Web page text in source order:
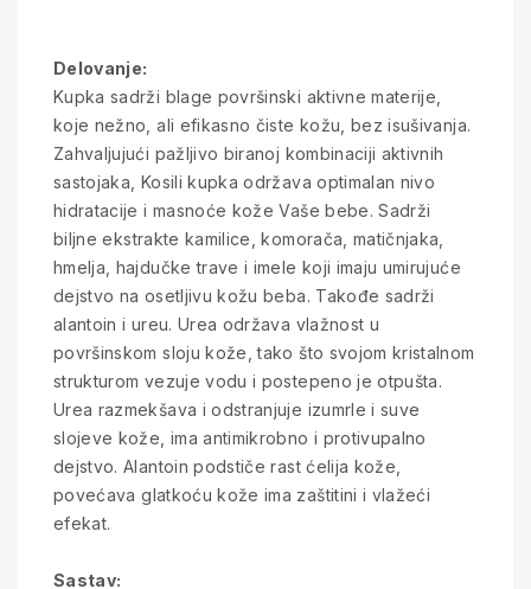
Delovanje:
Kupka sadrži blage površinski aktivne materije,
koje nežno, ali efikasno čiste kožu, bez isušivanja.
Zahvaljujući pažljivo biranoj kombinaciji aktivnih
sastojaka, Kosili kupka održava optimalan nivo
hidratacije i masnoće kože Vaše bebe. Sadrži
biljne ekstrakte kamilice, komorača, matičnjaka,
hmelja, hajdučke trave i imele koji imaju umirujuće
dejstvo na osetljivu kožu beba. Takođe sadrži
alantoin i ureu. Urea održava vlažnost u
površinskom sloju kože, tako što svojom kristalnom
strukturom vezuje vodu i postepeno je otpušta.
Urea razmekšava i odstranjuje izumrle i suve
slojeve kože, ima antimikrobno i protivupalno
dejstvo. Alantoin podstiče rast ćelija kože,
povećava glatkoću kože ima zaštitini i vlažeći
efekat.
Sastav: